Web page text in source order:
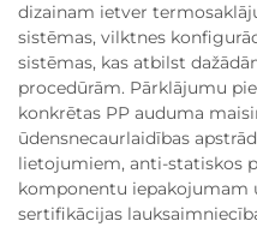
dizainam ietver
sistēmas, vilktnes
sistēmas, kas atbilst
procedūrām. Pārklājumu
konkrētas PP auduma
ūdensnecaurlaidības
lietojumiem, anti-statiskos
komponentu iepakojumam
sertifikācijas